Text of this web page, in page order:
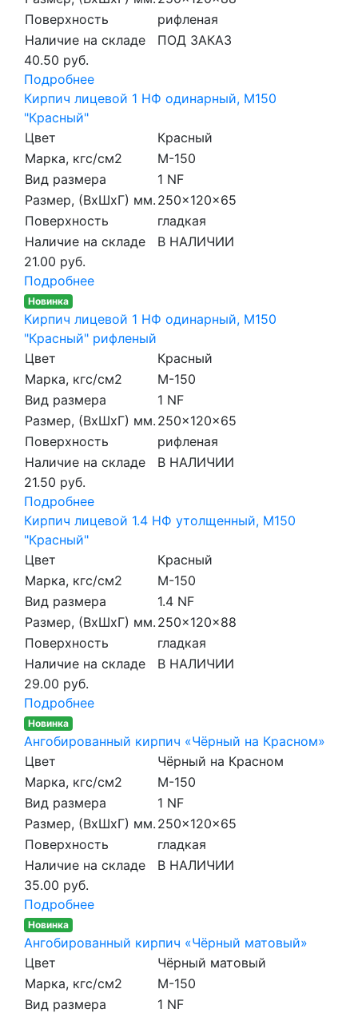
Поверхность
рифленая
Наличие на складе
ПОД ЗАКАЗ
40.50 руб.
Подробнее
Кирпич лицевой 1 НФ одинарный, M150
"Красный"
Цвет
Красный
Марка, кгс/см2
M-150
Вид размера
1 NF
Размер, (ВхШхГ) мм. 250x120x65
Поверхность
гладкая
Наличие на складе
В НАЛИЧИИ
21.00 руб.
Подробнее
Новинка
Кирпич лицевой 1 НФ одинарный, M150
"Красный" рифленый
Цвет
Красный
Марка, кгс/см2
M-150
Вид размера
1 NF
Размер, (ВхШхГ) мм. 250x120x65
Поверхность
рифленая
Наличие на складе
В НАЛИЧИИ
21.50 руб.
Подробнее
Кирпич лицевой 1.4 НФ утолщенный, M150
"Красный"
Цвет
Красный
Марка, кгс/см2
M-150
Вид размера
1.4 NF
Размер, (ВхШхГ) мм. 250x120x88
Поверхность
гладкая
Наличие на складе
В НАЛИЧИИ
29.00 руб.
Подробнее
Новинка
Ангобированный кирпич «Чёрный на Красном»
Цвет
Чёрный на Красном
Марка, кгс/см2
M-150
Вид размера
1 NF
Размер, (ВхШхГ) мм. 250x120x65
Поверхность
гладкая
Наличие на складе
В НАЛИЧИИ
35.00 руб.
Подробнее
Новинка
Ангобированный кирпич «Чёрный матовый»
Цвет
Чёрный матовый
Марка, кгс/см2
M-150
Вид размера
1 NF